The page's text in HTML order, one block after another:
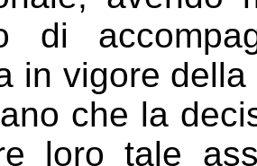
di
in vigore
che la
loro tale